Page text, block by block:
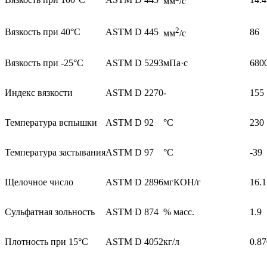
Вязкость при 40°С ASTM D 445 мм2/с 86
Вязкость при -25°С ASTM D 5293мПа·с
Индекс вязкости ASTM D 2270- 155
Температура вспышки ASTM D 92 °C 230
Температура застыванияASTM D 97 °C -39
Щелочное число ASTM D 2896мгКОН/г 16.1
Сульфатная зольность ASTM D 874 % масс. 1.9
Плотность при 15°С ASTM D 4052кг/л